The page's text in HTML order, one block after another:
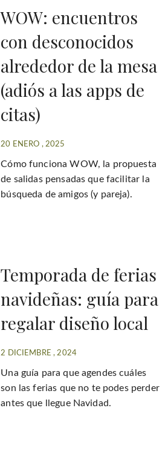
WOW: encuentros
con desconocidos
alrededor de la mesa
(adiós a las apps de
citas)
20 ENERO , 2025
Cómo funciona WOW, la propuesta
de salidas pensadas que facilitar la
búsqueda de amigos (y pareja).
Temporada de ferias
navideñas: guía para
regalar diseño local
2 DICIEMBRE , 2024
Una guía para que agendes cuáles
son las ferias que no te podes perder
antes que llegue Navidad.